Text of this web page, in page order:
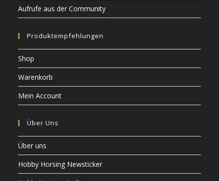
Aufrufe aus der Community
Produktempfehlungen
Shop
Warenkorb
Mein Account
Über Uns
Über uns
Hobby Horsing Newsticker